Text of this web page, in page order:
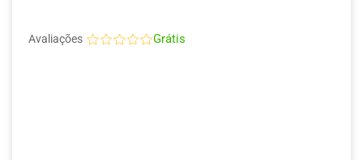
Avaliações Grátis